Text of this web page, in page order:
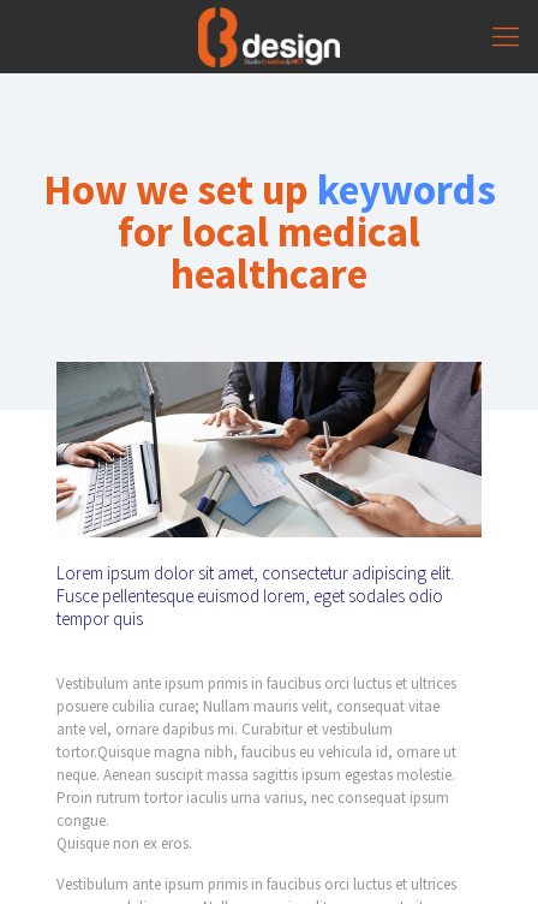
How we set up keywords
for local medical
healthcare
Lorem ipsum dolor sit amet, consectetur adipiscing elit.
Fusce pellentesque euismod lorem, eget sodales odio
tempor quis
Vestibulum ante ipsum primis in faucibus orci luctus et ultrices
posuere cubilia curae; Nullam mauris velit, consequat vitae
ante vel, ornare dapibus mi. Curabitur et vestibulum
tortor.Quisque magna nibh, faucibus eu vehicula id, ornare ut
neque. Aenean suscipit massa sagittis ipsum egestas molestie.
Proin rutrum tortor iaculis urna varius, nec consequat ipsum
congue.
Quisque non ex eros.
Vestibulum ante ipsum primis in faucibus orci luctus et ultrices